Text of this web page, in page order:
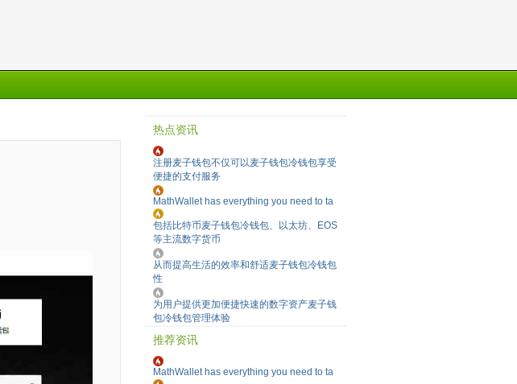
热点资讯
注册麦子钱包不仅可以麦子钱包冷钱包享受
便捷的支付服务
MathWallet has everything you need to ta
包括比特币麦子钱包冷钱包、以太坊、EOS
等主流数字货币
从而提高生活的效率和舒适麦子钱包冷钱包
性
为用户提供更加便捷快速的数字资产麦子钱
包冷钱包管理体验
推荐资讯
MathWallet has everything you need to ta